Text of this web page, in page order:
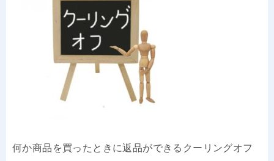
何か商品を買ったときに返品ができるクーリングオフ